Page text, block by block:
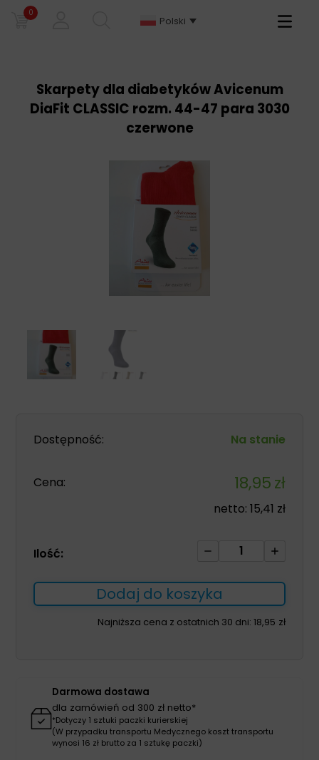
0
Polski
Primary
Skarpety dla diabetyków Avicenum
DiaFit CLASSIC rozm. 44-47 para 3030
czerwone
Dostępność: Na stanie
Cena: 18,95zł
netto: 15,41 zł
Ilość:
ilość
dla
diabetyków
Avicenum
3030
Dodaj do koszyka
Najniższa cena z ostatnich 30 dni: 18,95 zł
Darmowa dostawa
dla zamówień od 300 zł netto*
*Dotyczy 1 sztuki paczki kurierskiej
(W przypadku transportu Medycznego koszt transportu
wynosi 16 zł brutto za 1 sztukę paczki)